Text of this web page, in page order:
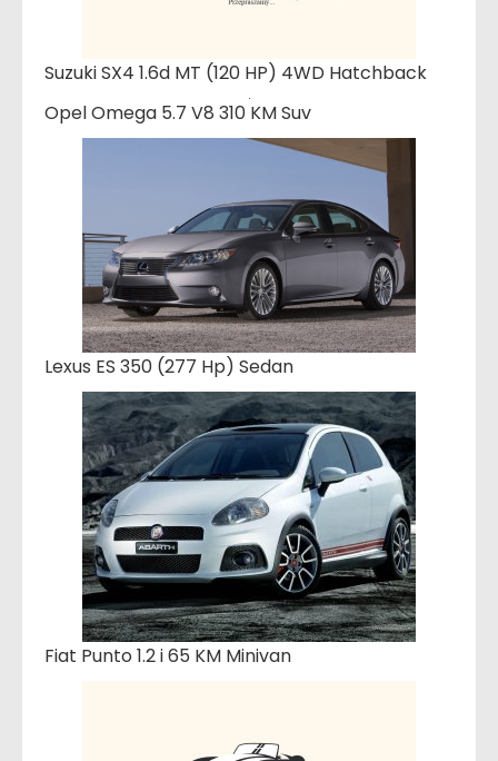
Suzuki SX4 1.6d MT (120 HP) 4WD Hatchback
Opel Omega 5.7 V8 310 KM Suv
Lexus ES 350 (277 Hp) Sedan
Fiat Punto 1.2 i 65 KM Minivan